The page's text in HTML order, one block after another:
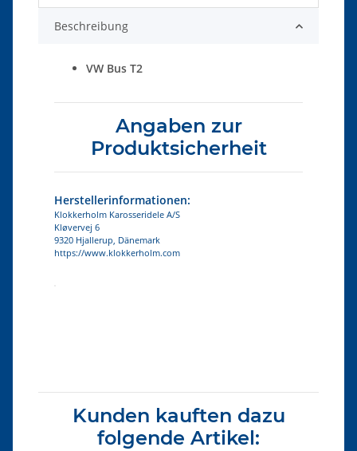
Beschreibung
VW Bus T2
Angaben zur
Produktsicherheit
Herstellerinformationen:
Klokkerholm Karosseridele A/S
Kløvervej 6
9320 Hjallerup, Dänemark
https://www.klokkerholm.com
Kunden kauften dazu
folgende Artikel: